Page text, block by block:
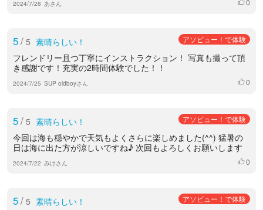
2024/7/28 あさん
5/ 5 素晴らしい！ アソビュー！で体験
フレンドリー且つ丁寧にインストラクション！ 写真も撮って頂
き感謝です！充実の2時間体験でした！！
2024/7/25 SUP oldboyさん いいね
0
5/ 5 素晴らしい！ アソビュー！で体験
今回は海も穏やかで天気もよくさらに楽しめました(^^) 猛暑の
日は海に出た方が涼しいですね♪ 次回もよろしくお願いします
2024/7/22 みけさん いいね
0
5/ 5 素晴らしい！ アソビュー！で体験